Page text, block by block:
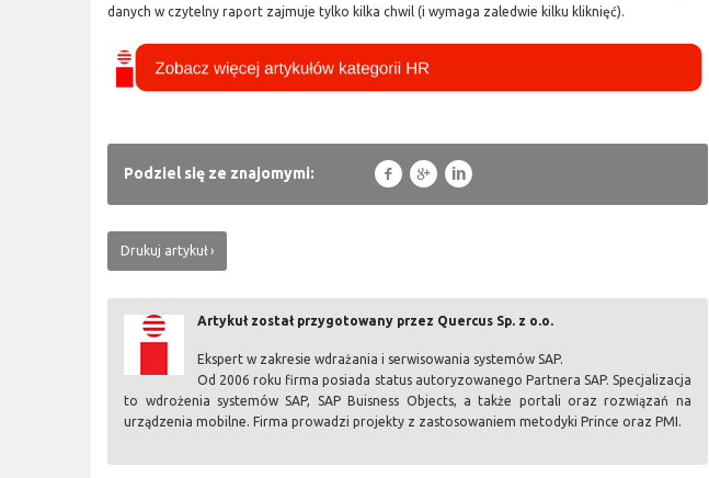
danych w czytelny raport zajmuje tylko kilka chwil (i wymaga zaledwie kilku kliknięć).
Podziel się ze znajomymi: f g l
Drukuj artykuł
Artykuł został przygotowany przez Quercus Sp. z o.o.
Ekspert w zakresie wdrażania i serwisowania systemów SAP.
Od 2006 roku firma posiada status autoryzowanego Partnera SAP. Specjalizacja
to wdrożenia systemów SAP, SAP Buisness Objects, a także portali oraz rozwiązań na
urządzenia mobilne. Firma prowadzi projekty z zastosowaniem metodyki Prince oraz PMI.